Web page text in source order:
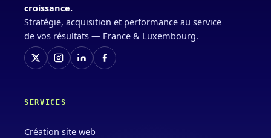
croissance.
Stratégie, acquisition et performance au service
de vos résultats — France & Luxembourg.
SERVICES
Création site web